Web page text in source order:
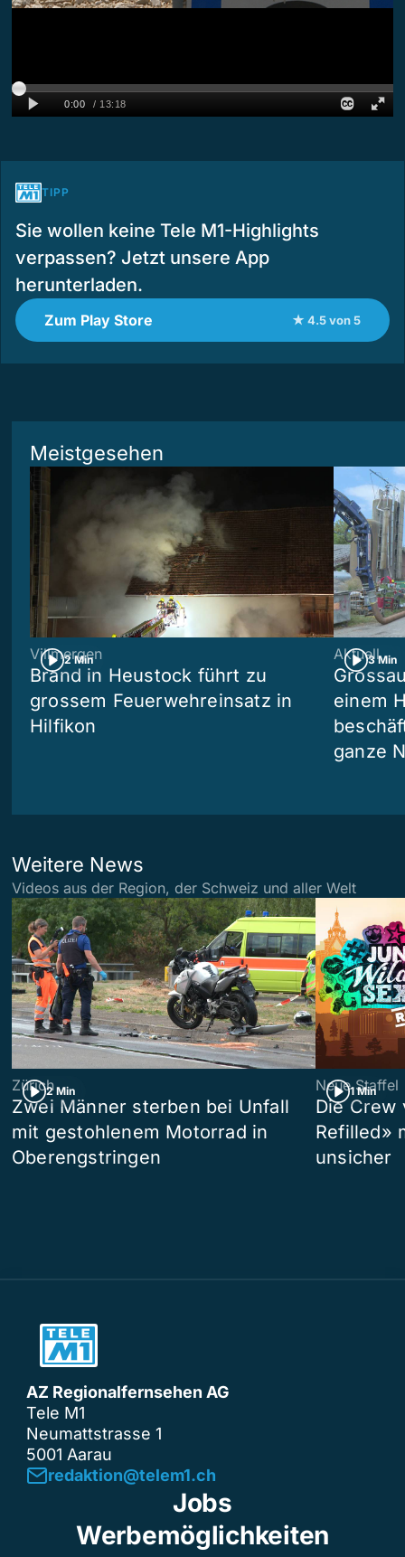
TIPP
Sie wollen keine Tele M1-Highlights
verpassen? Jetzt unsere App
herunterladen.
Zum Play Store ★ 4.5 von 5
Meistgesehen
2 Min
Villmergen
Brand in Heustock führt zu
grossem Feuerwehreinsatz in
Hilfikon
3 Min
Aktuell
einem
ganze
Weitere News
Videos aus der Region, der Schweiz und aller Welt
2 Min
Zürich
Zwei Männer sterben bei Unfall
mit gestohlenem Motorrad in
Oberengstringen
1 Min
Neue Staffel
Die Crew
Refilled»
unsicher
AZ Regionalfernsehen AG
Tele M1
Neumattstrasse 1
5001 Aarau
redaktion@telem1.ch
Jobs
Werbemöglichkeiten